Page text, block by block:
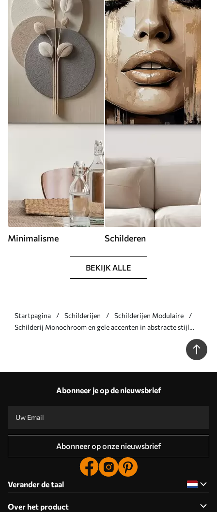
Minimalisme Schilderen
BEKIJK ALLE
Startpagina Schilderijen
Schilderijen Modulaire
Schilderij Monochroom en gele accenten in abstracte stijl
Abonneer je op de nieuwsbrief
Abonneer op onze nieuwsbrief
Verander de taal
Over het product